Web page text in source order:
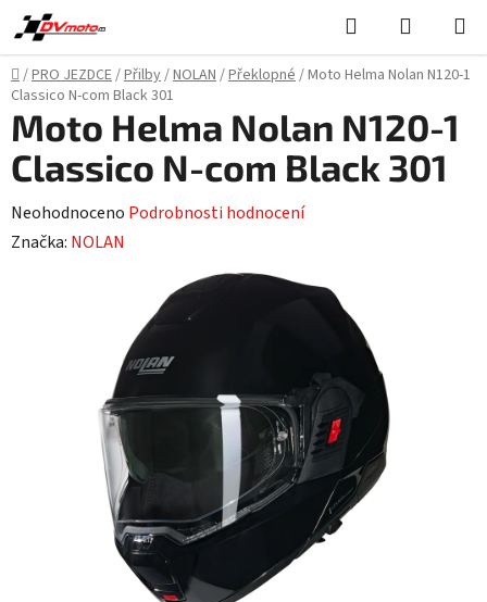
Přejít
na
obsah
Hledat
KOŠÍK
Domů
/PRO JEZDCE/Přilby/NOLAN/Překlopné/Moto Helma Nolan N120-1
Classico N-com Black 301
Moto Helma Nolan N120-1
Classico N-com Black 301
Průměrné
hodnocení
Neohodnoceno Podrobnosti hodnocení
Značka: NOLAN